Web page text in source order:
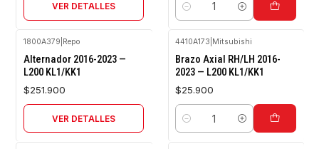
VER DETALLES
Cantidad
1800A379 Repo
Alternador 2016-2023 —
L200 KL1/KK1
$251.900
VER DETALLES
4410A173 Mitsubishi
Brazo Axial RH/LH 2016-
2023 — L200 KL1/KK1
$25.900
Cantidad